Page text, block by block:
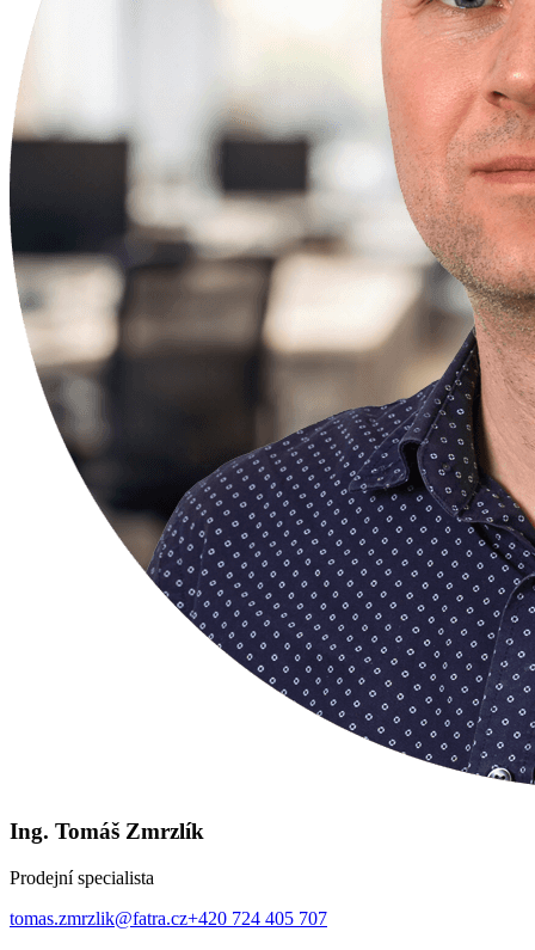
Ing. Tomáš Zmrzlík
Prodejní specialista
tomas.zmrzlik@fatra.cz+420 724 405 707